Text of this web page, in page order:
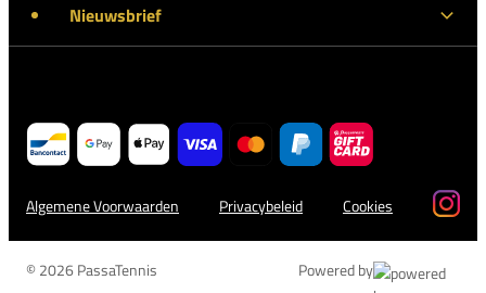
Nieuwsbrief
Algemene Voorwaarden Privacybeleid Cookies
© 2026 PassaTennis Powered by